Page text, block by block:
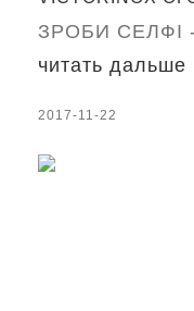
ЗРОБИ СЕЛФІ
читать дальше
2017-11-22